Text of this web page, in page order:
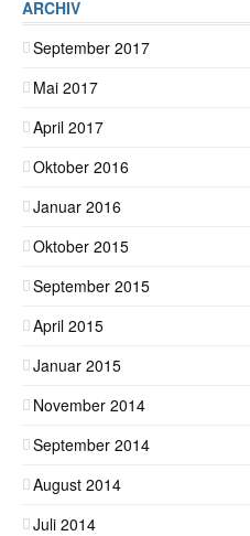
ARCHIV
September 2017
Mai 2017
April 2017
Oktober 2016
Januar 2016
Oktober 2015
September 2015
April 2015
Januar 2015
November 2014
September 2014
August 2014
Juli 2014